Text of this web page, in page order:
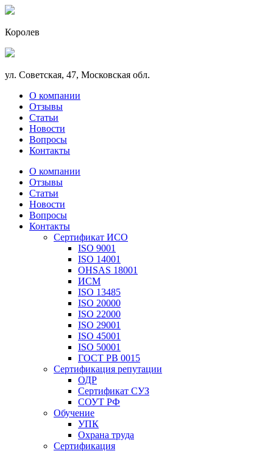
Королев
ул. Советская, 47, Московская обл.
О компании
Отзывы
Статьи
Новости
Вопросы
Контакты
О компании
Отзывы
Статьи
Новости
Вопросы
Контакты
Сертификат ИСО
ISO 9001
ISO 14001
OHSAS 18001
ИСМ
ISO 13485
ISO 20000
ISO 22000
ISO 29001
ISO 45001
ISO 50001
ГОСТ РВ 0015
Сертификация репутации
ОДР
Сертификат СУЗ
СОУТ РФ
Обучение
УПК
Охрана труда
Сертификация